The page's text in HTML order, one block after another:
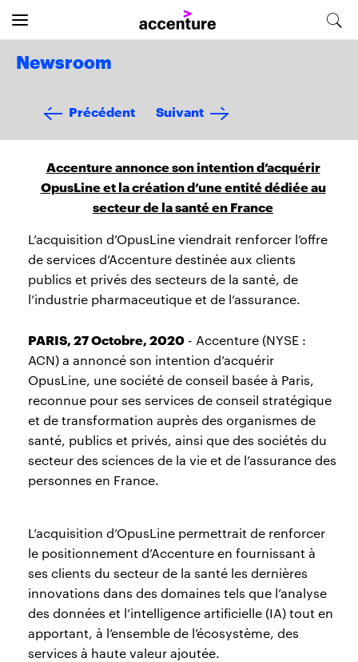
Newsroom
Précédent Suivant
Accenture annonce son intention d’acquérir
OpusLine et la création d’une entité dédiée au
secteur de la santé en France
L’acquisition d’OpusLine viendrait renforcer l’offre
de services d’Accenture destinée aux clients
publics et privés des secteurs de la santé, de
l’industrie pharmaceutique et de l’assurance.
PARIS, 27 Octobre, 2020 - Accenture (NYSE :
ACN) a annoncé son intention d’acquérir
OpusLine, une société de conseil basée à Paris,
reconnue pour ses services de conseil stratégique
et de transformation auprès des organismes de
santé, publics et privés, ainsi que des sociétés du
secteur des sciences de la vie et de l’assurance des
personnes en France.
L’acquisition d’OpusLine permettrait de renforcer
le positionnement d’Accenture en fournissant à
ses clients du secteur de la santé les dernières
innovations dans des domaines tels que l’analyse
des données et l’intelligence artificielle (IA) tout en
apportant, à l’ensemble de l’écosystème, des
services à haute valeur ajoutée.